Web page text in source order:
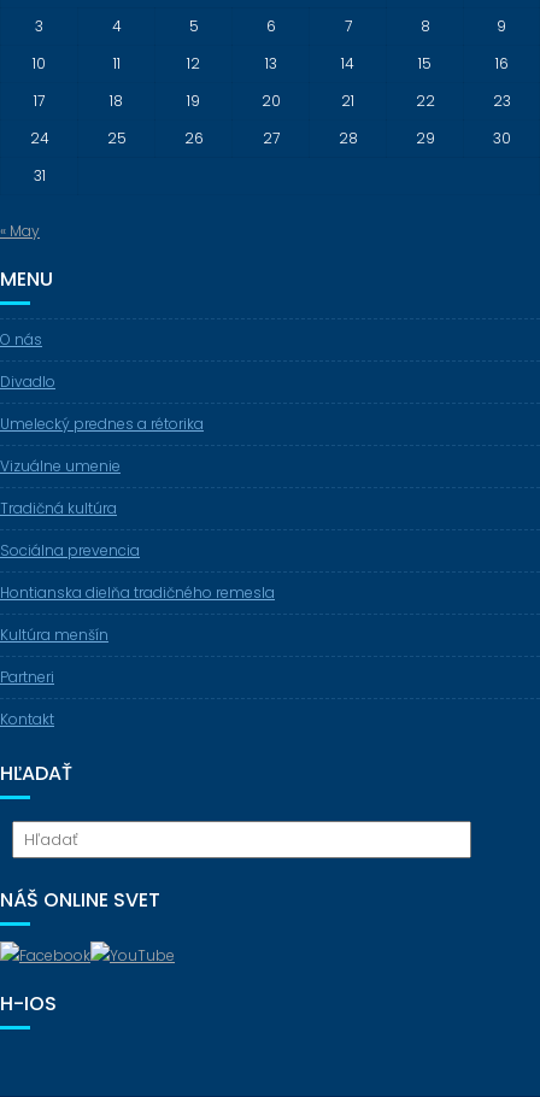
3
4 5 6 7 8
9
10
11 12 13 14 15
16
17
18 19 20 21 22
23
24
25 26 27 28 29
30
31
« May
MENU
O nás
Divadlo
Umelecký prednes a rétorika
Vizuálne umenie
Tradičná kultúra
Sociálna prevencia
Hontianska dielňa tradičného remesla
Kultúra menšín
Partneri
Kontakt
HĽADAŤ
NÁŠ ONLINE SVET
H-IOS